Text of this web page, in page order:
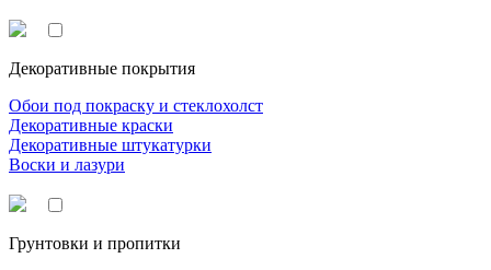
Декоративные покрытия
Обои под покраску и стеклохолст
Декоративные краски
Декоративные штукатурки
Воски и лазури
Грунтовки и пропитки